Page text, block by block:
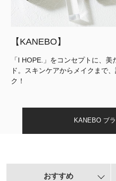
【KANEBO】
「I HOPE.」をコンセプトに、
ド。スキンケアからメイクまで
ク！
KANEBO ブ
おすすめ